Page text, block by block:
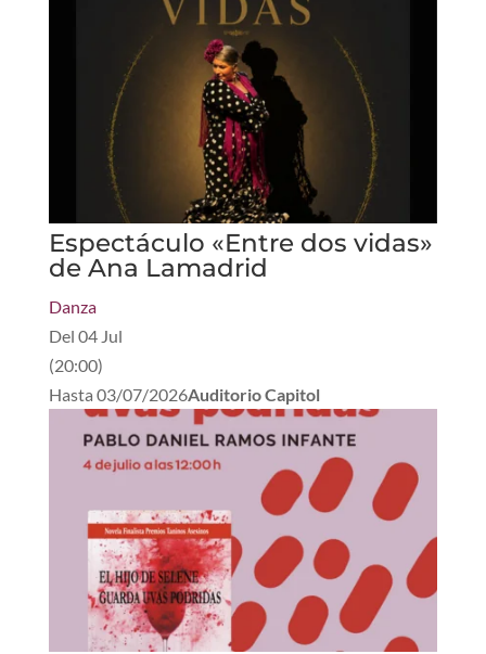
Espectáculo «Entre dos vidas»
de Ana Lamadrid
Danza
Del 04 Jul
(20:00)
Hasta 03/07/2026Auditorio Capitol